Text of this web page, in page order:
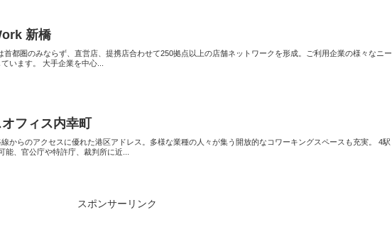
新橋
首都圏のみならず、直営店、提携店合わせて250拠点以上の店舗ネットワークを形成。ご利用企業の様々なニー
います。 大手企業を中心...
フィス内幸町
からのアクセスに優れた港区アドレス。多様な業種の人々が集う開放的なコワーキングスペースも充実。 4駅
能、官公庁や特許庁、裁判所に近...
スポンサーリンク